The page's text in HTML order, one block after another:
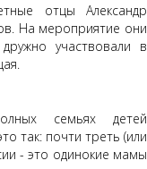
отцы Александр
На мероприятие они
участвовали в
семьях детей
так: почти треть (или
- это одинокие мамы